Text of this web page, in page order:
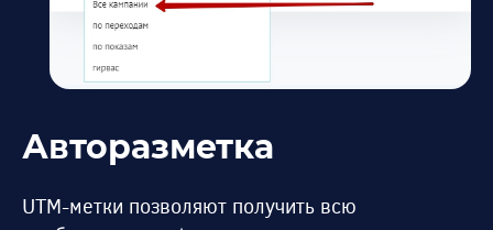
Авторазметка
UTM-метки позволяют получить всю